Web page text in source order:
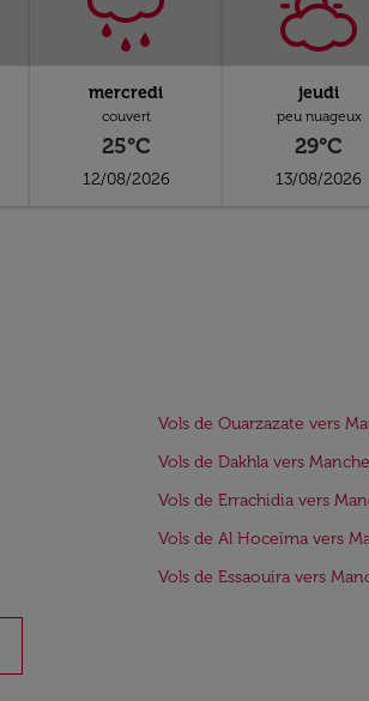
mercredi
couvert
25°C
12/08/2026
jeudi
peu nuageux
29°C
13/08/2026
Vols de Ouarzazate vers
Vols de Dakhla vers
Vols de Errachidia vers
Vols de Al Hoceïma vers
Vols de Essaouira vers